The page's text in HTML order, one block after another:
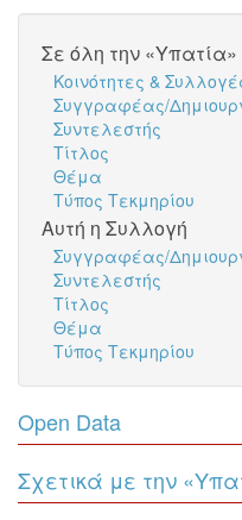
Σε όλη την «Υπατία»
Κοινότητες &
Συγγραφέας/
Συντελεστής
Τίτλος
Θέμα
Τύπος Τεκμηρίου
Αυτή η Συλλογή
Συγγραφέας/
Συντελεστής
Τίτλος
Θέμα
Τύπος Τεκμηρίου
Open Data
Σχετικά με την